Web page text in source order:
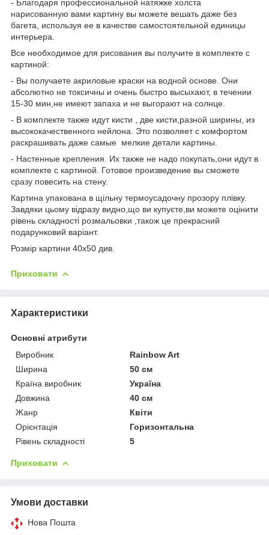
- Благодаря профессиональной натяжке холста
нарисованную вами картину вы можете вешать даже без
багета, используя ее в качестве самостоятельной единицы
интерьера.
Все необходимое для рисования вы получите в комплекте с
картиной:
- Вы получаете акриловые краски на водной основе. Они
абсолютно не токсичны и очень быстро высыхают, в течении
15-30 мин,не имеют запаха и не выгорают на солнце.
- В комплекте также идут кисти , две кисти,разной ширины, из
высококачественного нейлона. Это позволяет с комфортом
раскрашивать даже самые мелкие детали картины.
- Настенные крепления. Их также не надо покупать,они идут в
комплекте с картиной. Готовое произведение вы сможете
сразу повесить на стену.
Картина упакована в щільну термоусадочну прозору плівку.
Завдяки цьому відразу видно,що ви купуєте,ви можете оцінити
рівень складності розмальовки ,також це прекрасний
подарунковий варіант.
Розмір картини 40х50 див.
Приховати
Характеристики
Основні атрибути
Виробник
Rainbow Art
Ширина
50 см
Країна виробник
Україна
Довжина
40 см
Жанр
Квіти
Орієнтація
Горизонтальна
Рівень складності
5
Приховати
Умови доставки
Нова Пошта